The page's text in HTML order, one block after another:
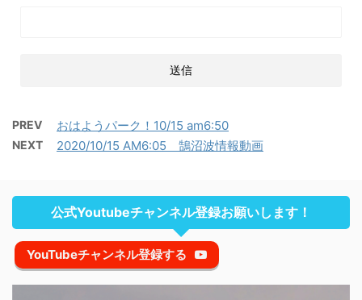
PREV おはようパーク！10/15 am6:50
NEXT 2020/10/15 AM6:05 鵠沼波情報動画
公式Youtubeチャンネル登録お願いします！
YouTubeチャンネル登録する